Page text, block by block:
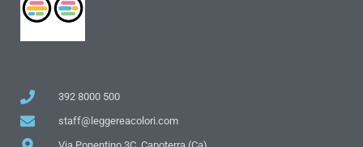
392 8000 500
staff@leggereacolori.com